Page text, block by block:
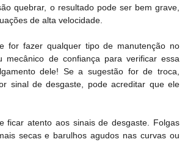
quebrar, o resultado pode ser bem grave,
de alta velocidade.
for fazer qualquer tipo de manutenção no
mecânico de confiança para verificar essa
dele! Se a sugestão for de troca,
sinal de desgaste, pode acreditar que ele
ficar atento aos sinais de desgaste. Folgas
secas e barulhos agudos nas curvas ou